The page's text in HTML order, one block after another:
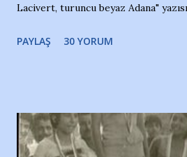
Lacivert, turuncu beyaz Adana"
irkildim.. "Bursasporlu taraftarlar,
ve ürünlerini Bursa şehrinde
protesto eylemiyle açıkladıklarını
PAYLAŞ 30 YORUM